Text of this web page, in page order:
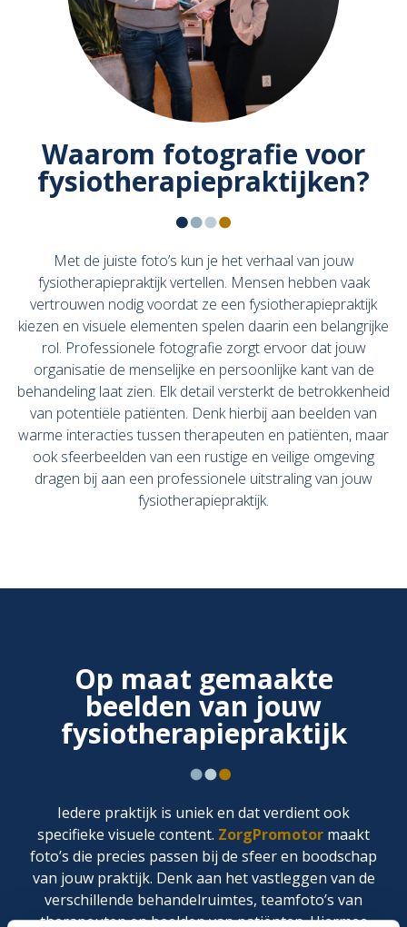
Waarom fotografie voor
fysiotherapiepraktijken?
Met de juiste foto’s kun je het verhaal van jouw
fysiotherapiepraktijk vertellen. Mensen hebben vaak
vertrouwen nodig voordat ze een fysiotherapiepraktijk
kiezen en visuele elementen spelen daarin een belangrijke
rol. Professionele fotografie zorgt ervoor dat jouw
organisatie de menselijke en persoonlijke kant van de
behandeling laat zien. Elk detail versterkt de betrokkenheid
van potentiële patiënten. Denk hierbij aan beelden van
warme interacties tussen therapeuten en patiënten, maar
ook sfeerbeelden van een rustige en veilige omgeving
dragen bij aan een professionele uitstraling van jouw
fysiotherapiepraktijk.
Op maat gemaakte
beelden van jouw
fysiotherapiepraktijk
Iedere praktijk is uniek en dat verdient ook
specifieke visuele content. ZorgPromotor maakt
foto’s die precies passen bij de sfeer en boodschap
van jouw praktijk. Denk aan het vastleggen van de
verschillende behandelruimtes, teamfoto’s van
therapeuten en beelden van patiënten. Hiermee